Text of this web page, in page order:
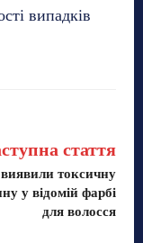
випадків
стаття
виявили токсичну
у відомій фарбі
для волосся